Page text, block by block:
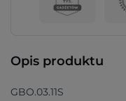
Opis produktu
GBO.03.11S